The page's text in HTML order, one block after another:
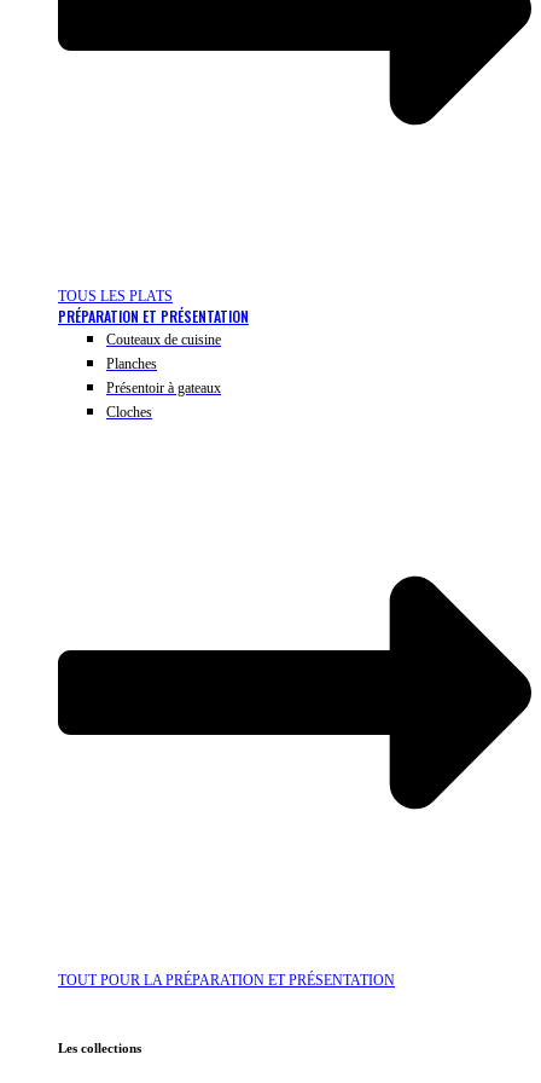
TOUS LES PLATS
PRÉPARATION ET PRÉSENTATION
Couteaux de cuisine
Planches
Présentoir à gateaux
Cloches
TOUT POUR LA PRÉPARATION ET PRÉSENTATION
Les collections